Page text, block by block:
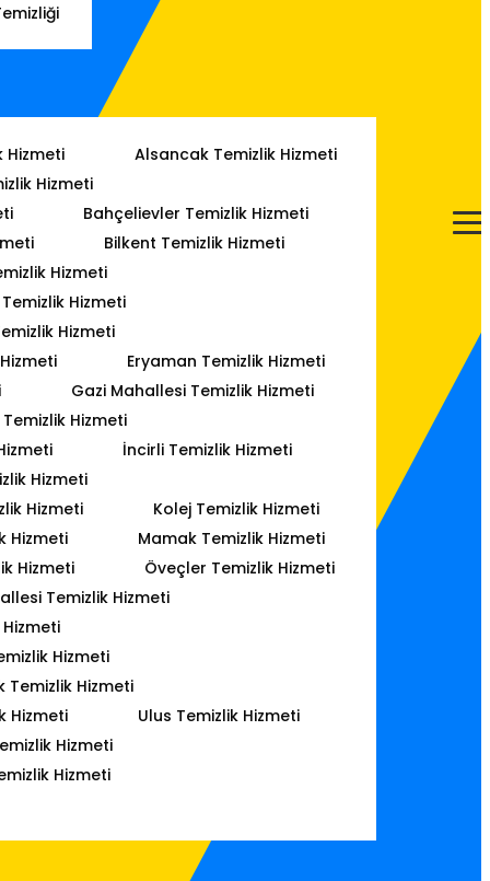
Hizmeti
Alsancak Temizlik Hizmeti
Hizmeti
Bahçelievler Temizlik Hizmeti
Bilkent Temizlik Hizmeti
Hizmeti
Hizmeti
Hizmeti
Eryaman Temizlik Hizmeti
Gazi Mahallesi Temizlik Hizmeti
Hizmeti
İncirli Temizlik Hizmeti
Hizmeti
Hizmeti
Kolej Temizlik Hizmeti
Hizmeti
Mamak Temizlik Hizmeti
Hizmeti
Öveçler Temizlik Hizmeti
Temizlik Hizmeti
Hizmeti
Temizlik Hizmeti
Hizmeti
Ulus Temizlik Hizmeti
Hizmeti
Hizmeti